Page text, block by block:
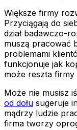
Większe firmy
Przyciągają do
dział badawczo-
muszą pracować
problemami
funkcjonuje jak
może reszta firmy
Może nie musisz
od dołu sugeruje
mądrzy ludzie
firma tworzy